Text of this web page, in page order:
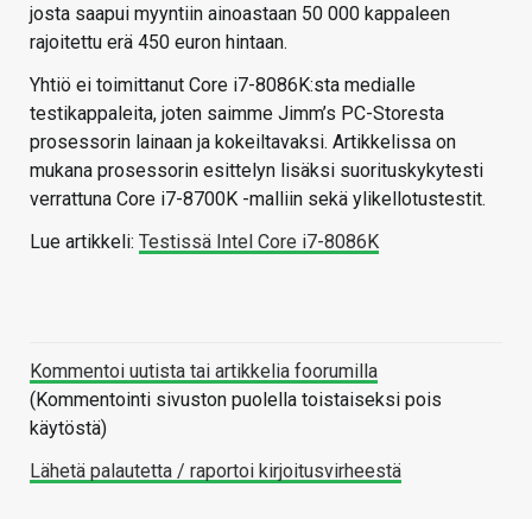
josta saapui myyntiin ainoastaan 50 000 kappaleen
rajoitettu erä 450 euron hintaan.
Yhtiö ei toimittanut Core i7-8086K:sta medialle
testikappaleita, joten saimme Jimm’s PC-Storesta
prosessorin lainaan ja kokeiltavaksi. Artikkelissa on
mukana prosessorin esittelyn lisäksi suorituskykytesti
verrattuna Core i7-8700K -malliin sekä ylikellotustestit.
Lue artikkeli: Testissä Intel Core i7-8086K
Kommentoi uutista tai artikkelia foorumilla
(Kommentointi sivuston puolella toistaiseksi pois
käytöstä)
Lähetä palautetta / raportoi kirjoitusvirheestä